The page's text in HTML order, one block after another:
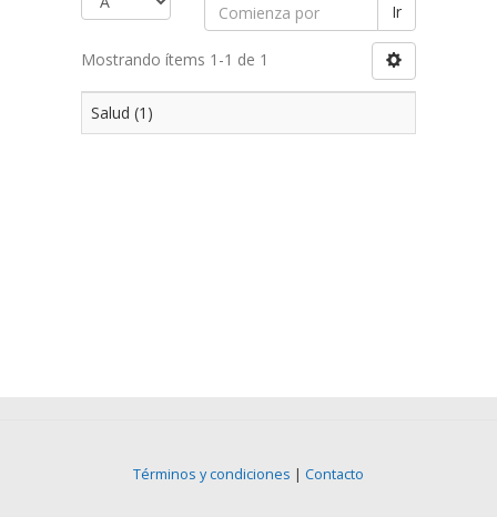
Ir
Mostrando ítems 1-1 de 1
Salud (1)
Términos y condiciones | Contacto